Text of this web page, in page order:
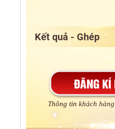
Kết quả - Ghép
Thông tin khách